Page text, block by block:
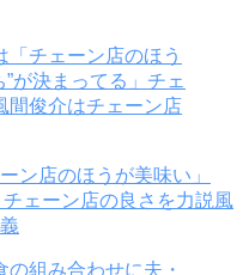
ン店のほうが美味い」
チェーン店の良さを力説風